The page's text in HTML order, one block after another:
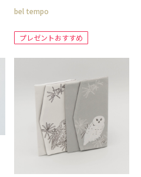
bel tempo
プレゼントおすすめ